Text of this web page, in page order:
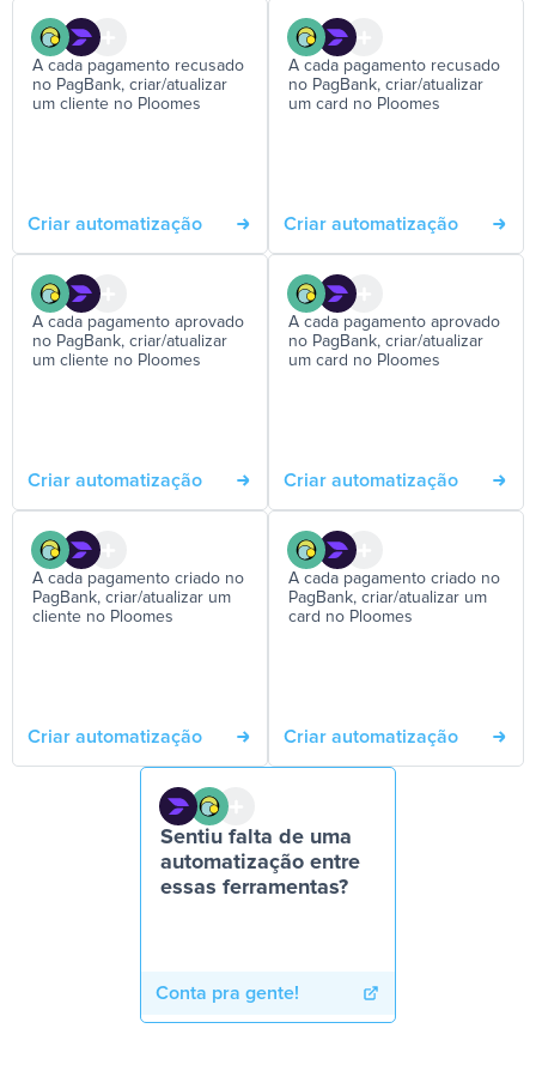
A cada pagamento recusado
no PagBank, criar/atualizar
um cliente no Ploomes
Criar automatização
A cada pagamento recusado
no PagBank, criar/atualizar
um card no Ploomes
Criar automatização
A cada pagamento aprovado
no PagBank, criar/atualizar
um cliente no Ploomes
Criar automatização
A cada pagamento aprovado
no PagBank, criar/atualizar
um card no Ploomes
Criar automatização
A cada pagamento criado no
PagBank, criar/atualizar um
cliente no Ploomes
Criar automatização
A cada pagamento criado no
PagBank, criar/atualizar um
card no Ploomes
Criar automatização
Sentiu falta de uma
automatização entre
essas ferramentas?
Conta pra gente!